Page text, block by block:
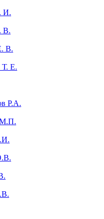
И.
В.
В.
Т. Е.
Р.А.
М.П.